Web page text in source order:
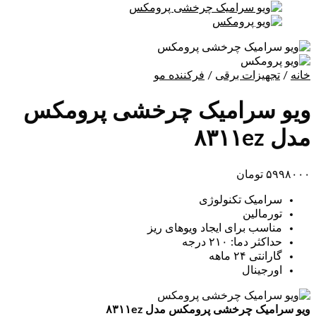
خانه / تجهیزات برقی / فرکننده مو
ویو سرامیک چرخشی پرومکس
مدل ۸۳۱۱ez
۵۹۹۸۰۰۰ تومان
سرامیک تکنولوژی
تورمالین
مناسب برای ایجاد ویوهای ریز
حداکثر دما: ۲۱۰ درجه
گارانتی ۲۴ ماهه
اورجینال
ویو سرامیک چرخشی پرومکس مدل ۸۳۱۱ez